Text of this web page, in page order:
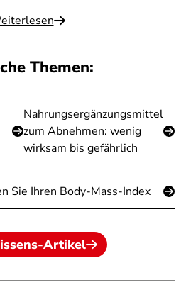
Themen:
Nahrungsergänzungsmittel
zum Abnehmen: wenig
wirksam bis gefährlich
Sie Ihren Body-Mass-Index
Artikel